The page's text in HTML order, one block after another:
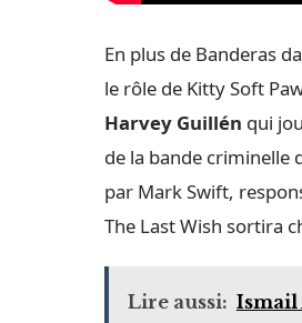
En plus de Banderas
le rôle de Kitty Soft
Harvey Guillén qui
de la bande criminelle
par Mark Swift,
The Last Wish sortira
Lire aussi: Ismail